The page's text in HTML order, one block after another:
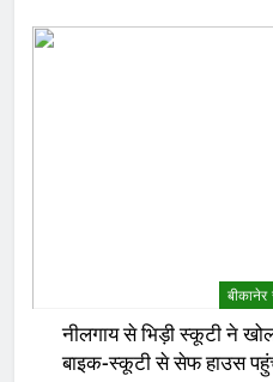
नीलगाय से भिड़ी स्कूटी ने
बाइक-स्कूटी से सेफ हाउस